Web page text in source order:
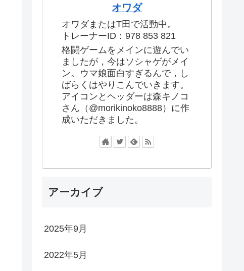
オワダ
オワダまたはT田で活動中。
トレーナーID：978 853 821
格闘ゲームをメインに遊んでい
ましたが，今はソシャゲがメイ
ン。ウマ娘面白すぎるんで，し
ばらくはやりこんでいきます。
アイコンとヘッダーは森キノコ
さん（@morikinoko8888）に作
成いただきました。
アーカイブ
2025年9月
2022年5月